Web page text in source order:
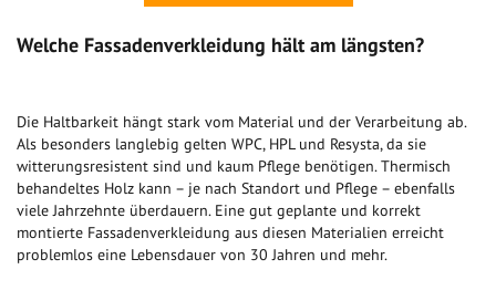
Welche Fassadenverkleidung hält am längsten?
Die Haltbarkeit hängt stark vom Material und der Verarbeitung ab.
Als besonders langlebig gelten WPC, HPL und Resysta, da sie
witterungsresistent sind und kaum Pflege benötigen. Thermisch
behandeltes Holz kann – je nach Standort und Pflege – ebenfalls
viele Jahrzehnte überdauern. Eine gut geplante und korrekt
montierte Fassadenverkleidung aus diesen Materialien erreicht
problemlos eine Lebensdauer von 30 Jahren und mehr.